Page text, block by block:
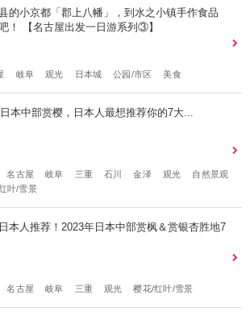
的小京都「郡上八幡」，到水之小镇手作食品
！ 【名古屋出发一日游系列③】
岐阜 观光 日本城 公园/市区 美食
本中部赏樱，日本人最想推荐你的7大...
名古屋 岐阜 三重 石川 金泽 观光
自然景观
叶/雪景
本人推荐！2023年日本中部赏枫＆赏银杏胜地7
名古屋 岐阜 三重 观光 樱花/红叶/雪景